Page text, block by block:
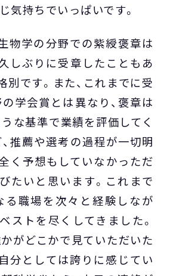
気持ちでいっぱいです。
物学の分野での紫綬褒章は
しぶりに受章したこともあ
別です。また、これまでに受
学会賞とは異なり、褒章は
な基準で業績を評価してく
推薦や選考の過程が一切明
く予想もしていなかっただ
たいと思います。これまで
る職場を次々と経験しなが
ストを尽くしてきました。
がどこかで見ていただいた
分としては誇りに感じてい